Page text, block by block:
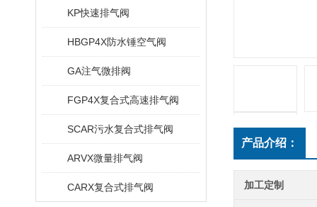
KP快速排气阀
HBGP4X防水锤空气阀
GA注气微排阀
FGP4X复合式高速排气阀
SCAR污水复合式排气阀
ARVX微量排气阀
CARX复合式排气阀
产品介绍：
加工定制